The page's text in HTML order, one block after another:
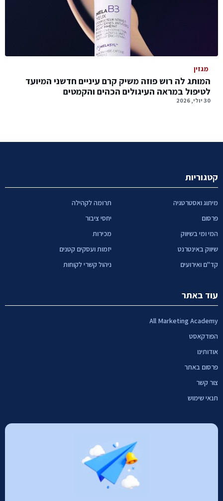
מגזין
המותג לה רוש פוזה משיק קרם עיניים חדשני המיועד
לטיפול במראה העיגולים הכהים והקמטים
30 יולי, 2026
קטגוריות
מיתוג ואסטרטגיה
פרסום
המי ומי בשיווק
שיווק באינטרנט
קד"ם ואירועים
תרומה לקהילה
יחסי ציבור
מכירות
יזמות ועסקים קטנים
ניהול קשרי לקוחות
עוד באתר
All Marketing Academy
הפודקאסט
אודותינו
פרסום באתר
צור קשר
תנאי שימוש